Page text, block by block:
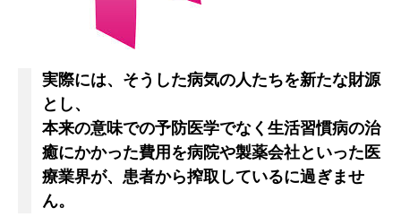
実際には、そうした病気の人たちを新たな財源
とし、
本来の意味での予防医学でなく生活習慣病の治
癒にかかった費用を病院や製薬会社といった医
療業界が、患者から搾取しているに過ぎませ
ん。